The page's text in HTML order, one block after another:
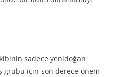
sadece yenidoğan
grubu için son derece önem